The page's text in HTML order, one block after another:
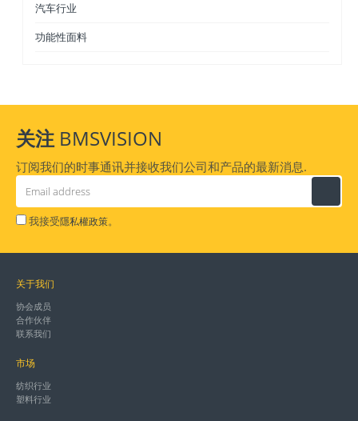
汽车行业
功能性面料
关注 BMSVISION
订阅我们的时事通讯并接收我们公司和产品的最新消息.
我接受隱私權政策。
关于我们
协会成员
合作伙伴
联系我们
市场
纺织行业
塑料行业